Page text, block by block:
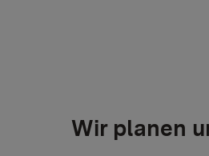
Wir planen